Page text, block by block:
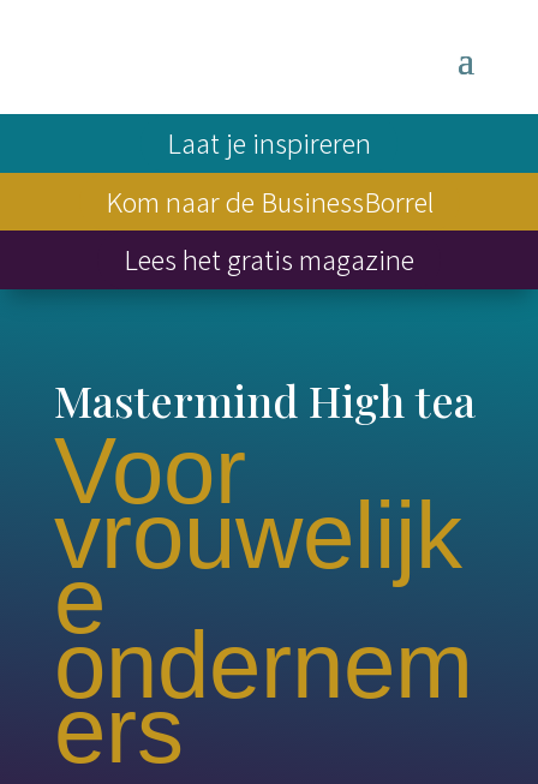
Laat je inspireren
Kom naar de BusinessBorrel
Lees het gratis magazine
Mastermind High tea
Voor
vrouwelijk
e
ondernem
ers